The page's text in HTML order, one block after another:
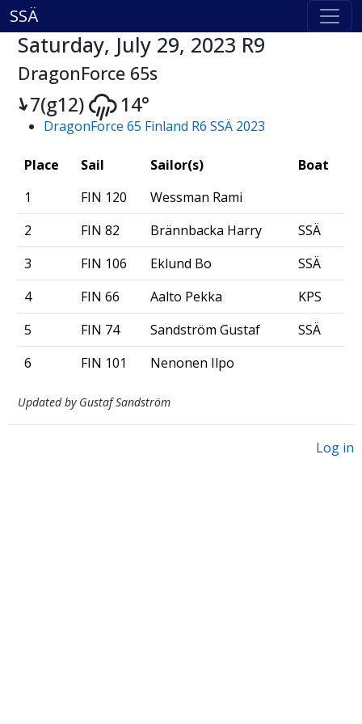
SSÄ
Saturday, July 29, 2023 R9
DragonForce 65s
7(g12) 14°
DragonForce 65 Finland R6 SSÄ 2023
Place Sail Sailor(s)
Boat
1
FIN 120
Wessman Rami
2
FIN 82 Brännbacka Harry
SSÄ
3
FIN 106 Eklund Bo
SSÄ
4
FIN 66 Aalto Pekka
KPS
5
FIN 74 Sandström Gustaf
SSÄ
6
FIN 101 Nenonen Ilpo
Updated by Gustaf Sandström
Log in